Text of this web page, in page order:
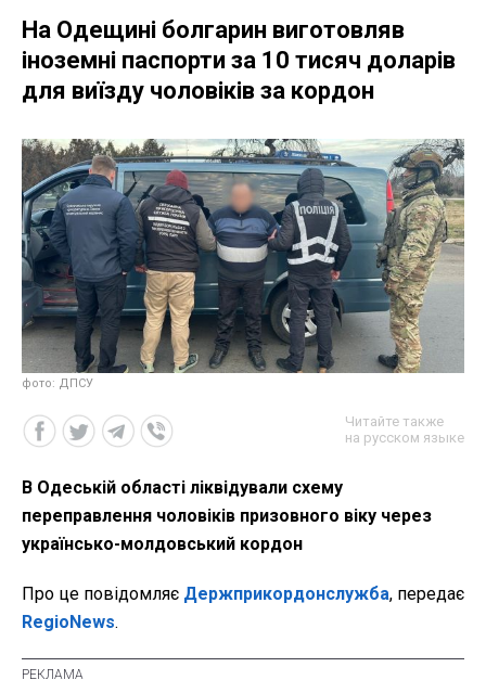
На Одещині болгарин виготовляв
іноземні паспорти за 10 тисяч доларів
для виїзду чоловіків за кордон
фото: ДПСУ
Читайте также
на русском языке
В Одеській області ліквідували схему
переправлення чоловіків призовного віку через
українсько-молдовський кордон
Про це повідомляє Держприкордонслужба, передає
RegioNews.